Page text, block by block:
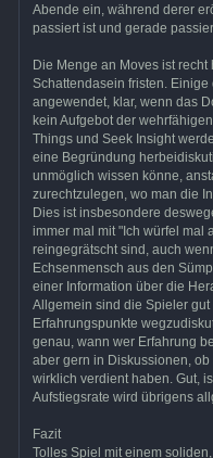
Abende ein, während derer
passiert ist und gerade
Die Menge an Moves ist
Schattendasein fristen.
angewendet, klar, wenn das
kein Aufgebot der
Things und Seek Insight
eine Begründung
unmöglich wissen könne,
zurechtzulegen, wo man die
Dies ist insbesondere
immer mal mit "Ich würfel mal
reingegrätscht sind, auch
Echsenmensch aus den
einer Information über die
Allgemein sind die Spieler
Erfahrungspunkte
genau, wann wer Erfahrung
aber gern in Diskussionen,
wirklich verdient haben. Gut,
Aufstiegsrate wird übrigens
Fazit
Tolles Spiel mit einem